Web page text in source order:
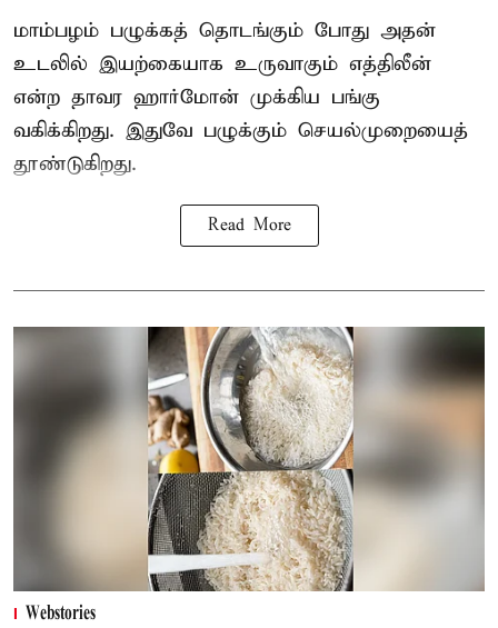
மாம்பழம் பழுக்கத் தொடங்கும் போது அதன்
உடலில் இயற்கையாக உருவாகும் எத்திலீன்
என்ற தாவர ஹார்மோன் முக்கிய பங்கு
வகிக்கிறது. இதுவே பழுக்கும் செயல்முறையைத்
தூண்டுகிறது.
Read More
Webstories